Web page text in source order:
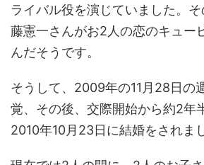
ライバル役を演じていました。
藤憲一さんがお2人の恋のキュー
んだそうです。
そうして、2009年の11月28日の
覚、その後、交際開始から約2年
2010年10月23日に結婚をされま